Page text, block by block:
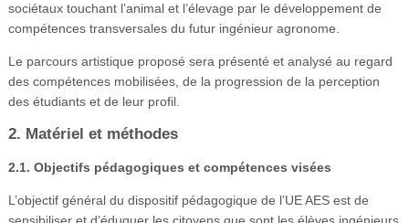
sociétaux touchant l’animal et l’élevage par le développement de
compétences transversales du futur ingénieur agronome.
Le parcours artistique proposé sera présenté et analysé au regard
des compétences mobilisées, de la progression de la perception
des étudiants et de leur profil.
2. Matériel et méthodes
2.1. Objectifs pédagogiques et compétences visées
L’objectif général du dispositif pédagogique de l’UE AES est de